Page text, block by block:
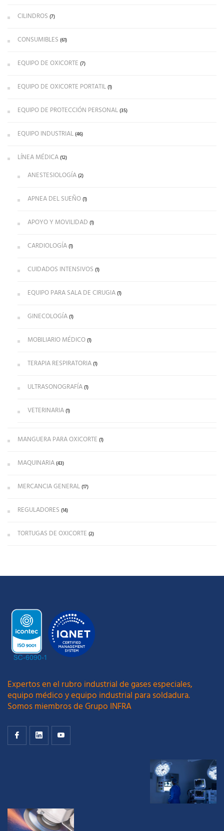
CILINDROS (7)
CONSUMIBLES (61)
EQUIPO DE OXICORTE (7)
EQUIPO DE OXICORTE PORTATIL(1)
EQUIPO DE PROTECCIÓN PERSONAL(35)
EQUIPO INDUSTRIAL(46)
LÍNEA MÉDICA(12)
ANESTESIOLOGÍA(2)
APNEA DEL SUEÑO(1)
APOYO Y MOVILIDAD (1)
CARDIOLOGÍA(1)
CUIDADOS INTENSIVOS (1)
EQUIPO PARA SALA DE CIRUGIA(1)
GINECOLOGÍA(1)
MOBILIARIO MÉDICO(1)
TERAPIA RESPIRATORIA(1)
ULTRASONOGRAFÍA(1)
VETERINARIA(1)
MANGUERA PARA OXICORTE (1)
MAQUINARIA(43)
MERCANCIA GENERAL(17)
REGULADORES (14)
TORTUGAS DE OXICORTE (2)
Expertos en el rubro industrial de gases especiales,
equipo médico y equipo industrial para soldadura.
Somos miembros de Grupo INFRA